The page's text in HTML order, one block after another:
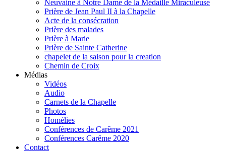
Neuvaine à Notre Dame de la Médaille Miraculeuse
Prière de Jean Paul II à la Chapelle
Acte de la consécration
Prière des malades
Prière à Marie
Prière de Sainte Catherine
chapelet de la saison pour la creation
Chemin de Croix
Médias
Vidéos
Audio
Carnets de la Chapelle
Photos
Homélies
Conférences de Carême 2021
Conférences Carême 2020
Contact